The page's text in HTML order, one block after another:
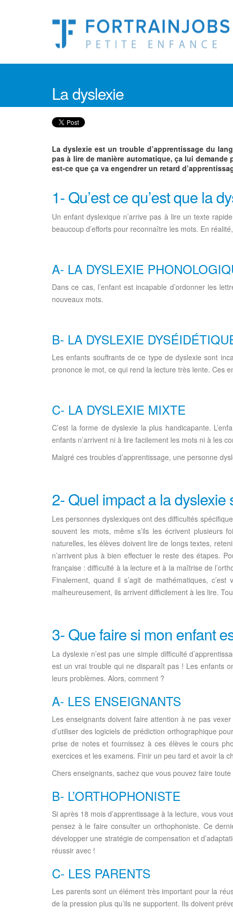
La dyslexie
La dyslexie est un trouble d’apprentissage du
pas à lire de manière automatique, ça lui
est-ce que ça va engendrer un retard
1- Qu’est ce qu’est que la
Un enfant dyslexique n’arrive pas à lire un texte
beaucoup d’efforts pour reconnaître les mots. En
A- LA DYSLEXIE
Dans ce cas, l’enfant est incapable d’ordonner les
nouveaux mots.
B- LA DYSLEXIE
Les enfants souffrants de ce type de dyslexie sont
prononce le mot, ce qui rend la lecture très lente. Ces
C- LA DYSLEXIE MIXTE
C’est la forme de dyslexie la plus handicapante.
enfants n’arrivent ni à lire facilement les mots ni à les
Malgré ces troubles d’apprentissage, une personne
2- Quel impact a la dyslexie
Les personnes dyslexiques ont des difficultés
souvent les mots, même s’ils les écrivent plusieurs
naturelles, les élèves doivent lire de longs textes,
n’arrivent plus à bien effectuer le reste des étapes.
française : difficulté à la lecture et à la maîtrise de
Finalement, quand il s’agit de mathématiques,
malheureusement, ils arrivent difficilement à les lire.
3- Que faire si mon enfant
La dyslexie n’est pas une simple difficulté
est un vrai trouble qui ne disparaît pas ! Les enfants
leurs problèmes. Alors, comment ?
A- LES ENSEIGNANTS
Les enseignants doivent faire attention à ne pas
d’utiliser des logiciels de prédiction orthographique
prise de notes et fournissez à ces élèves le cours
exercices et les examens. Finir un peu tard et avoir la
Chers enseignants, sachez que vous pouvez faire toute
B- L’ORTHOPHONISTE
Si après 18 mois d’apprentissage à la lecture, vous
pensez à le faire consulter un orthophoniste. Ce
développer une stratégie de compensation et
réussir avec !
C- LES PARENTS
Les parents sont un élément très important pour la
de la pression plus qu’ils ne supportent. Ils doivent